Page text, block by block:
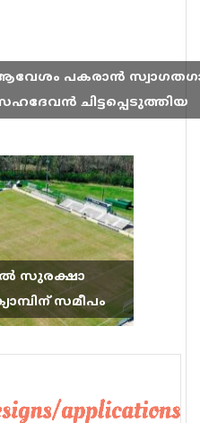
പകരാൻ
ചിട്ടപ്പെടുത്തിയ
സുരക്ഷാ
സമീപം
പരിക്ക്